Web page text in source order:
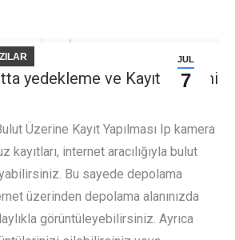
JUL
7
yedekleme ve Kayıt Sistemi
Üzerine Kayıt Yapılması Ip kamera
kayıtları, internet aracılığıyla bulut
Bu sayede depolama
üzerinden depolama alanınızda
görüntüleyebilirsiniz. Ayrıca